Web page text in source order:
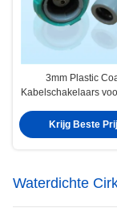
3mm Plastic
Kabelschakelaars
Krijg Beste
Waterdichte